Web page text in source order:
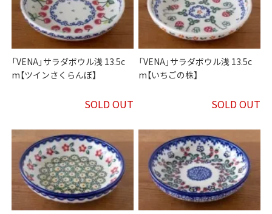
「VENA」サラダボウル浅 13.5c
m【ツインさくらんぼ】
SOLD OUT
「VENA」サラダボウル浅 13.5c
m【いちごの株】
SOLD OUT